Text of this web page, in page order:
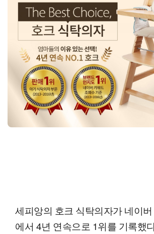
세피앙의 호크 식탁의자가 네이
에서 4년 연속으로 1위를 기록했